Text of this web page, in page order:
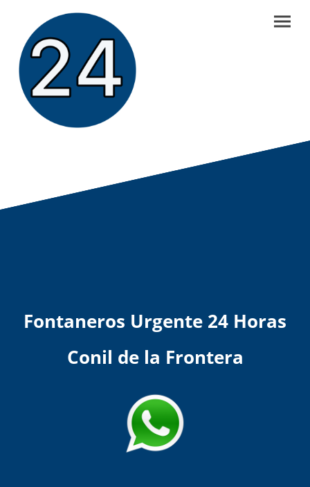
Fontaneros Urgente 24 Horas
Conil de la Frontera